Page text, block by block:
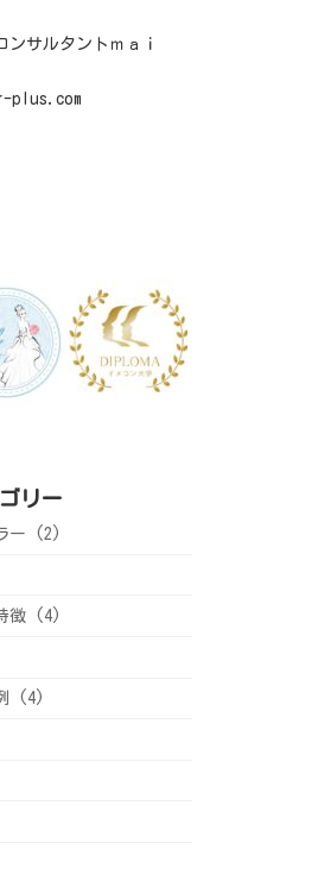
ンサルタントｍａｉ
plus.com
リー
ー (2)
徴 (4)
(4)